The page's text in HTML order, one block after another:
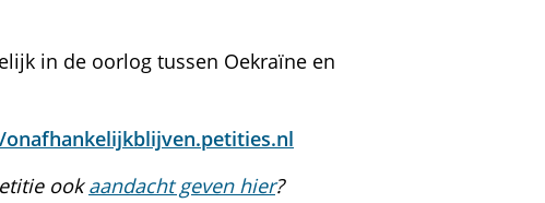
in de oorlog tussen Oekraïne en
ookaandacht geven hier?